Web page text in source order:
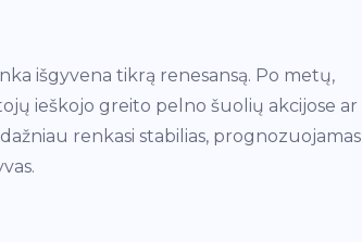
išgyvena tikrą renesansą. Po metų,
ieškojo greito pelno šuolių akcijose ar
renkasi stabilias, prognozuojamas